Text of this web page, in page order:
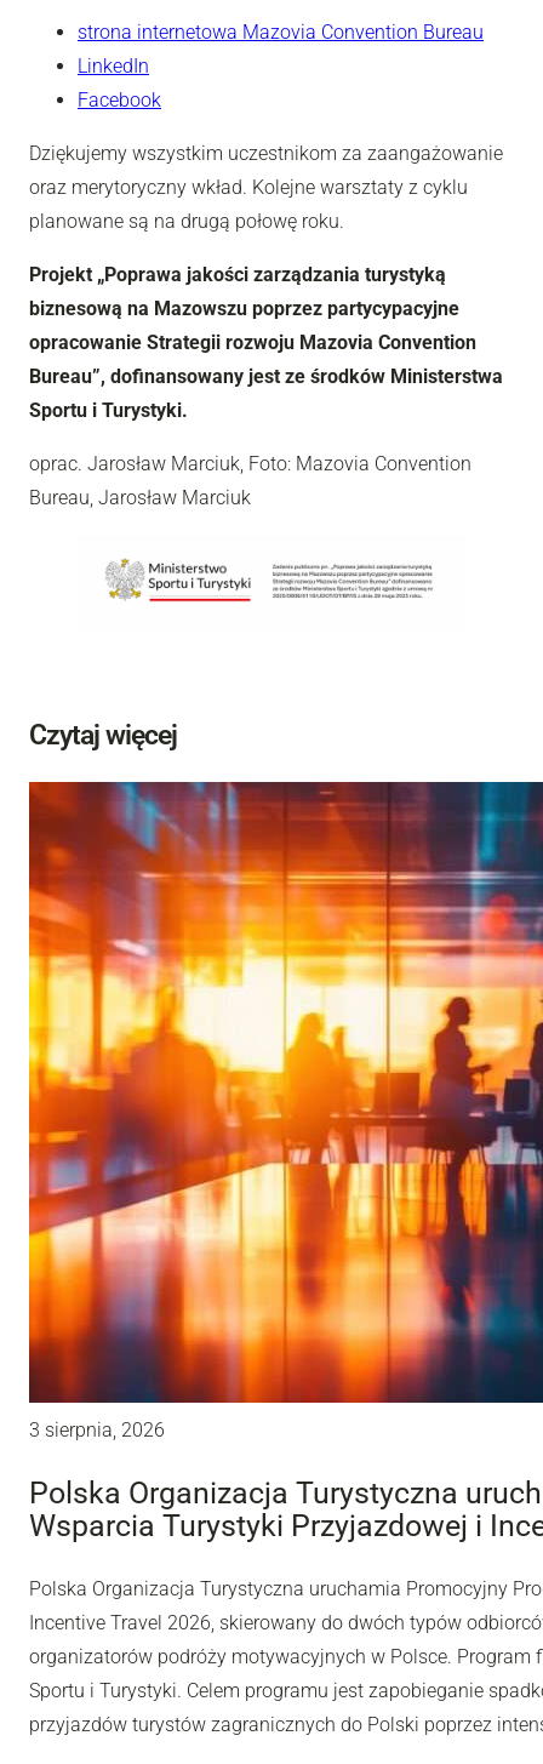
strona internetowa Mazovia Convention Bureau
LinkedIn
Facebook
Dziękujemy wszystkim uczestnikom za zaangażowanie
oraz merytoryczny wkład. Kolejne warsztaty z cyklu
planowane są na drugą połowę roku.
Projekt „Poprawa jakości zarządzania turystyką
biznesową na Mazowszu poprzez partycypacyjne
opracowanie Strategii rozwoju Mazovia Convention
Bureau”, dofinansowany jest ze środków Ministerstwa
Sportu i Turystyki.
oprac. Jarosław Marciuk, Foto: Mazovia Convention
Bureau, Jarosław Marciuk
Czytaj więcej
3 sierpnia, 2026
Polska Organizacja Turystyczna
Wsparcia Turystyki Przyjazdowej i
Polska Organizacja Turystyczna uruchamia Promocyjny
Incentive Travel 2026, skierowany do dwóch typów
organizatorów podróży motywacyjnych w Polsce.
Sportu i Turystyki. Celem programu jest zapobieganie
przyjazdów turystów zagranicznych do Polski poprzez